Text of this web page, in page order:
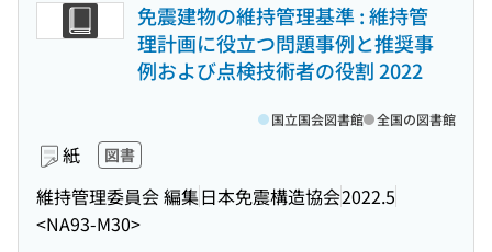
免震建物の維持管理基準 : 維持管
理計画に役立つ問題事例と推奨事
例および点検技術者の役割 2022
紙 図書
維持管理委員会 編集日本免震構造協会2022.5
<NA93-M30>
国立国会図書館 全国の図書館